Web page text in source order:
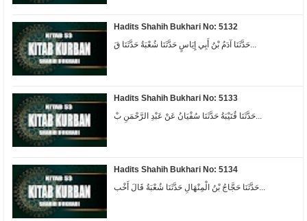
Hadits Shahih Bukhari No: 5132
حَدَّثَنَا آدَمُ بْنُ أَبِي إِيَاسٍ حَدَّثَنَا شُعْبَةُ حَدَّثَنَا قَ...
Hadits Shahih Bukhari No: 5133
حَدَّثَنَا قُتَيْبَةُ حَدَّثَنَا سُفْيَانُ عَنْ عَبْدِ الرَّحْمَنِ بْ...
Hadits Shahih Bukhari No: 5134